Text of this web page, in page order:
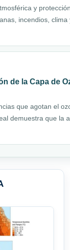
y
incendios,
de la Capa de
que agotan el
demuestra que la